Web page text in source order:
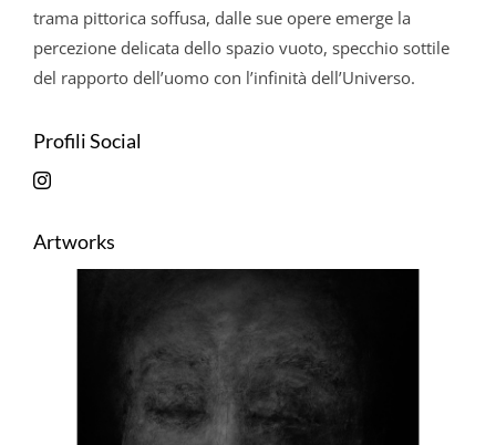
trama pittorica soffusa, dalle sue opere emerge la
percezione delicata dello spazio vuoto, specchio sottile
del rapporto dell’uomo con l’infinità dell’Universo.
Profili Social
Artworks